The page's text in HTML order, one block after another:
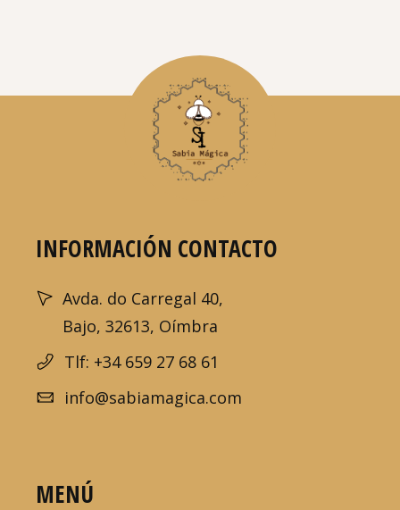
INFORMACIÓN CONTACTO
Avda. do Carregal 40,
Bajo, 32613, Oímbra
Tlf: +34 659 27 68 61
info@sabiamagica.com
MENÚ